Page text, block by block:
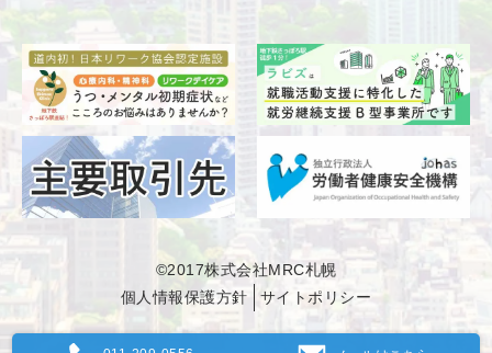
©2017株式会社MRC札幌
個人情報保護方針
サイトポリシー